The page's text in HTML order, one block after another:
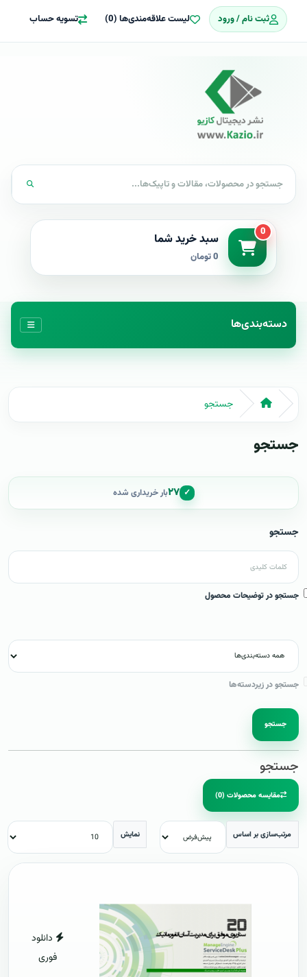
ثبت نام / ورود لیست علاقه‌مندی‌ها (0) تسویه حساب
0 سبد خرید شما
0 تومان
دسته‌بندی‌ها
جستجو
جستجو
✓ ۲۷بار خریداری شده
جستجو
جستجو در توضیحات محصول
جستجو در زیردسته‌ها
جستجو
جستجو
مقایسه محصولات (0)
مرتب‌سازی بر اساس نمایش
دانلود
فوری